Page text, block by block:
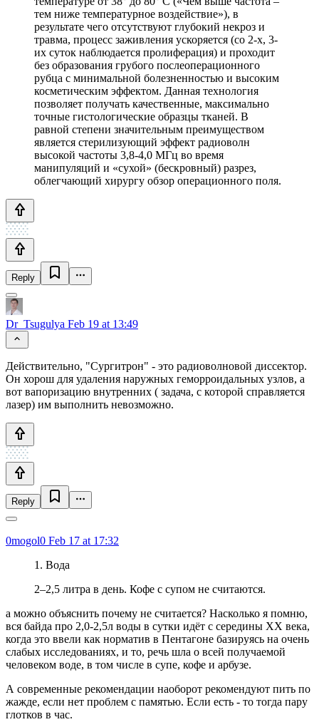
тем ниже температурное воздействие»), в
результате чего отсутствуют глубокий некроз и
травма, процесс заживления ускоряется (со 2-х, 3-
их суток наблюдается пролиферация) и проходит
без образования грубого послеоперационного
рубца с минимальной болезненностью и высоким
косметическим эффектом. Данная технология
позволяет получать качественные, максимально
точные гистологические образцы тканей. В
равной степени значительным преимуществом
является стерилизующий эффект радиоволн
высокой частоты 3,8-4,0 МГц во время
манипуляций и «сухой» (бескровный) разрез,
облегчающий хирургу обзор операционного поля.
Reply
Dr_Tsugulya Feb 19 at 13:49
Действительно, "Сургитрон" - это радиоволновой диссектор.
Он хорош для удаления наружных геморроидальных узлов, а
вот вапоризацию внутренних ( задача, с которой справляется
лазер) им выполнить невозможно.
Reply
0mogol0 Feb 17 at 17:32
1. Вода
2–2,5 литра в день. Кофе с супом не считаются.
а можно объяснить почему не считается? Насколько я помню,
вся байда про 2,0-2,5л воды в сутки идёт с середины ХХ века,
когда это ввели как норматив в Пентагоне базируясь на очень
слабых исследованиях, и то, речь шла о всей получаемой
человеком воде, в том числе в супе, кофе и арбузе.
А современные рекомендации наоборот рекомендуют пить по
жажде, если нет проблем с памятью. Если есть - то тогда пару
глотков в час.